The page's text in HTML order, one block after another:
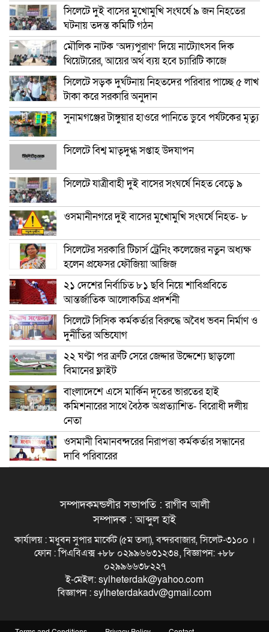
সিলেটে দুই বাসের মুখোমুখি সংঘর্ষে ৯ জন নিহতের
ঘটনায় তদন্ত কমিটি গঠন
মৌলিক নাটক ‘অদ্যপুরাণ’ দিয়ে নাট্যোৎসব দিক
থিয়েটারের, আয়ের অর্থ ব্যয় হবে চ্যারিটি কাজে
সিলেটে সড়ক দুর্ঘটনায় নিহতদের পরিবার পাচ্ছে ৫ লাখ
টাকা করে সরকারি অনুদান
সুনামগঞ্জের টাঙ্গুয়ার হাওরে পানিতে ডুবে পর্যটকের মৃত্যু
সিলেটে বিশ্ব মাতৃদুগ্ধ সপ্তাহ উদযাপন
সিলেটে যাত্রীবাহী দুই বাসের সংঘর্ষে নিহত বেড়ে ৯
ওসমানীনগরে দুই বাসের মুখোমুখি সংঘর্ষে নিহত- ৮
সিলেটের সরকারি টিচার্স ট্রেনিং কলেজের নতুন অধ্যক্ষ
হলেন প্রফেসর ফৌজিয়া আজিজ
২১ দেশের নির্বাচিত ৮১ ছবি নিয়ে শাবিপ্রবিতে
আন্তর্জাতিক আলোকচিত্র প্রদর্শনী
সিলেটে সিসিক কর্মকর্তার বিরুদ্ধে অবৈধ ভবন নির্মাণ ও
দুর্নীতির অভিযোগ
২২ ঘণ্টা পর ত্রুটি সেরে জেদ্দার উদ্দেশ্যে ছাড়লো
বিমানের ফ্লাইট
বাংলাদেশে এসে মার্কিন দূতের ভারতের হাই
কমিশনারের সাথে বৈঠক অপ্রত্যাশিত- বিরোধী দলীয়
নেতা
ওসমানী বিমানবন্দরের নিরাপত্তা কর্মকর্তার সন্ধানের
দাবি পরিবারের
সম্পাদকমন্ডলীর সভাপতি : রাগীব আলী
সম্পাদক : আব্দুল হাই
কার্যালয় : মধুবন সুপার মার্কেট (৫ম তলা), বন্দরবাজার, সিলেট-৩১০০ ।
ফোন : পিএবিএক্স +৮৮ ০২৯৯৬৬৩১২৩৪, বিজ্ঞাপন: +৮৮
০২৯৯৬৬৩৮২২৭
ই-মেইল: sylheterdak@yahoo.com
বিজ্ঞাপন : sylheterdakadv@gmail.com